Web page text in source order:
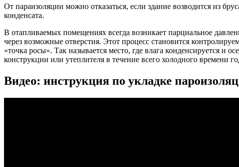
От параизоляции можно отказаться, если здание возводится из
конденсата.
В отапливаемых помещениях всегда возникает парциальное
через возможные отверстия. Этот процесс становится
«точка росы». Так называется место, где влага конденсируется и
конструкции или утеплителя в течение всего холодного времени
Видео: инструкция по укладке